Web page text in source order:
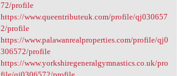
72/profile
https://www.queentributeuk.com/profile/qj030657
2/profile
https://www.palawanrealproperties.com/profile/qj0
306572/profile
https://www.yorkshiregeneralgymnastics.co.uk/pro